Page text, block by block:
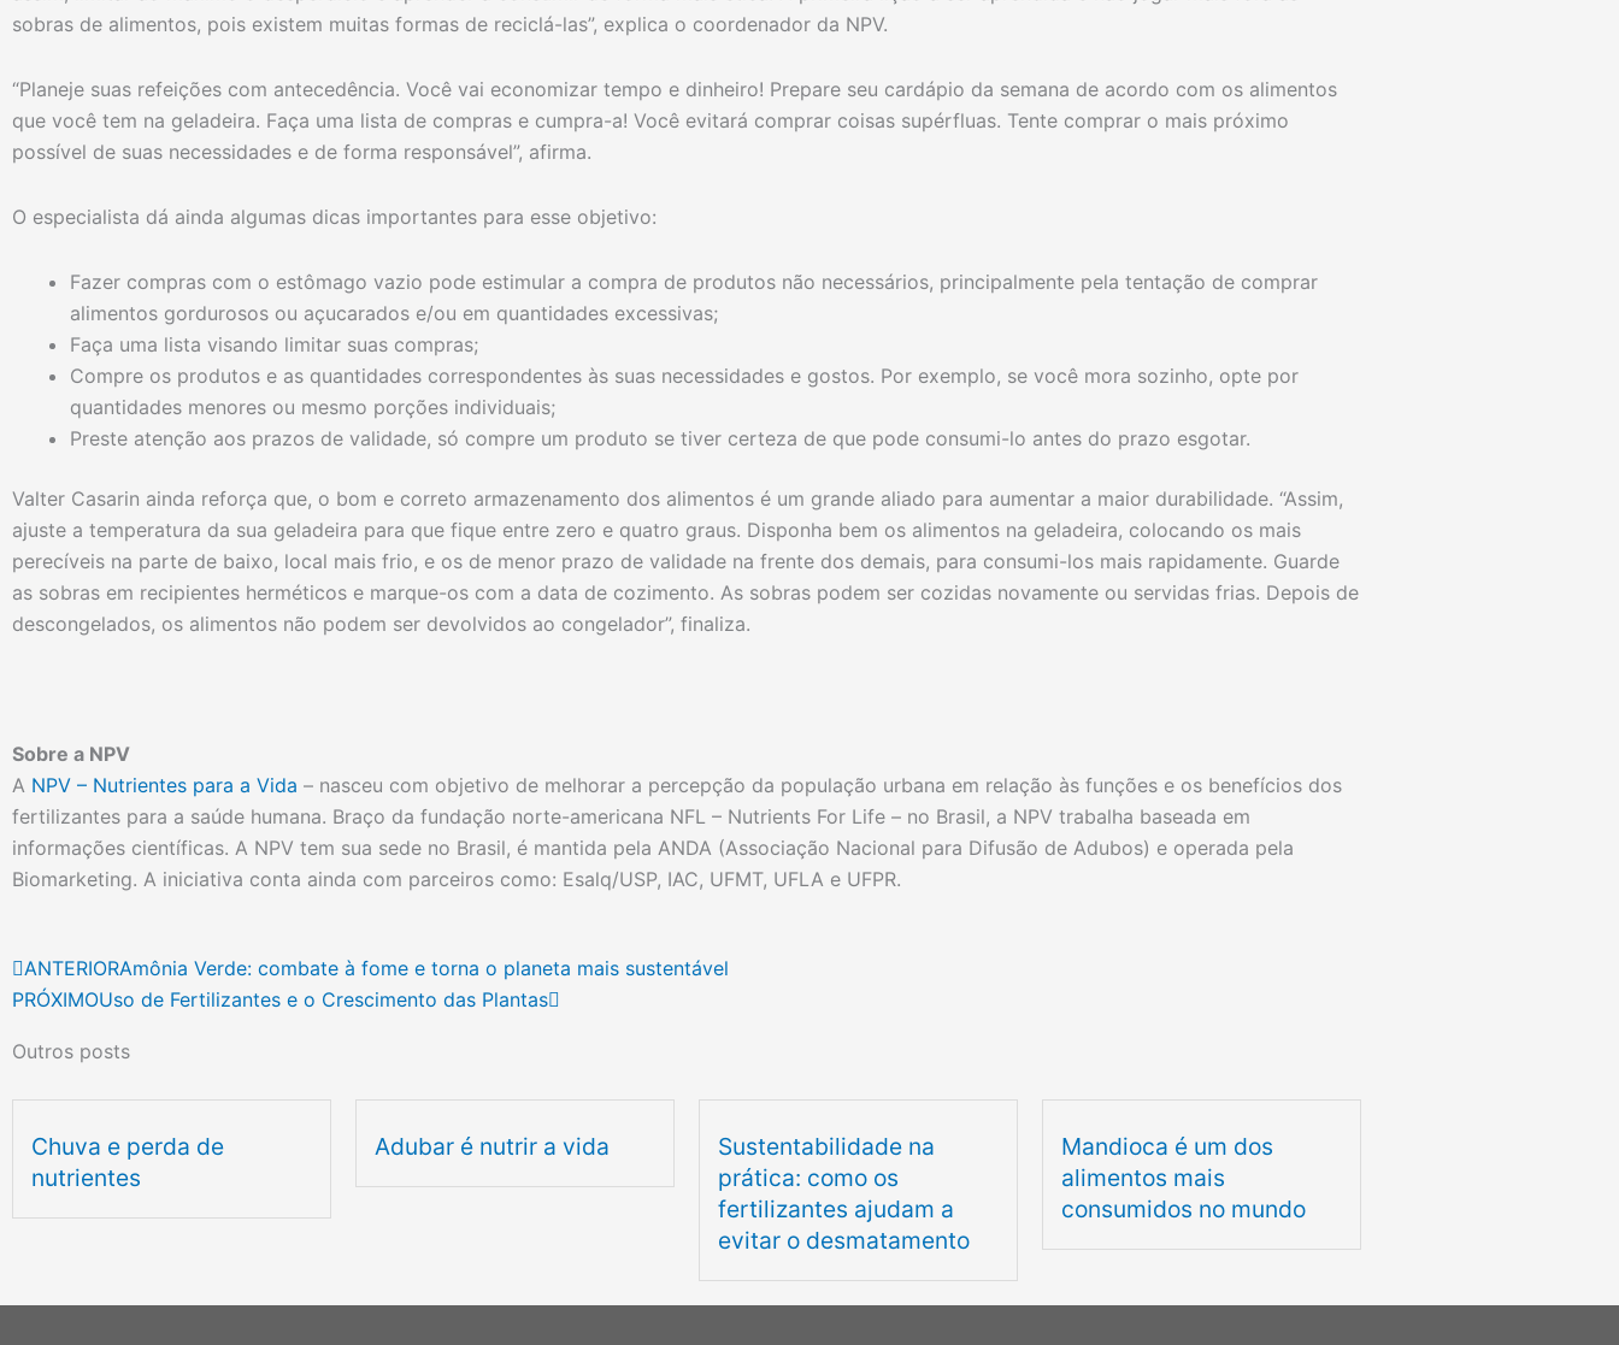
sobras de alimentos, pois existem muitas formas de reciclá-las”, explica o coordenador da NPV.
“Planeje suas refeições com antecedência. Você vai economizar tempo e dinheiro! Prepare seu cardápio da semana de acordo com os alimentos
que você tem na geladeira. Faça uma lista de compras e cumpra-a! Você evitará comprar coisas supérfluas. Tente comprar o mais próximo
possível de suas necessidades e de forma responsável”, afirma.
O especialista dá ainda algumas dicas importantes para esse objetivo:
Fazer compras com o estômago vazio pode estimular a compra de produtos não necessários, principalmente pela tentação de comprar
alimentos gordurosos ou açucarados e/ou em quantidades excessivas;
Faça uma lista visando limitar suas compras;
Compre os produtos e as quantidades correspondentes às suas necessidades e gostos. Por exemplo, se você mora sozinho, opte por
quantidades menores ou mesmo porções individuais;
Preste atenção aos prazos de validade, só compre um produto se tiver certeza de que pode consumi-lo antes do prazo esgotar.
Valter Casarin ainda reforça que, o bom e correto armazenamento dos alimentos é um grande aliado para aumentar a maior durabilidade. “Assim,
ajuste a temperatura da sua geladeira para que fique entre zero e quatro graus. Disponha bem os alimentos na geladeira, colocando os mais
perecíveis na parte de baixo, local mais frio, e os de menor prazo de validade na frente dos demais, para consumi-los mais rapidamente. Guarde
as sobras em recipientes herméticos e marque-os com a data de cozimento. As sobras podem ser cozidas novamente ou servidas frias. Depois de
descongelados, os alimentos não podem ser devolvidos ao congelador”, finaliza.
Sobre a NPV
A NPV – Nutrientes para a Vida – nasceu com objetivo de melhorar a percepção da população urbana em relação às funções e os benefícios dos
fertilizantes para a saúde humana. Braço da fundação norte-americana NFL – Nutrients For Life – no Brasil, a NPV trabalha baseada em
informações científicas. A NPV tem sua sede no Brasil, é mantida pela ANDA (Associação Nacional para Difusão de Adubos) e operada pela
Biomarketing. A iniciativa conta ainda com parceiros como: Esalq/USP, IAC, UFMT, UFLA e UFPR.
Anterior
ANTERIORAmônia Verde: combate à fome e torna o planeta mais sustentável
PRÓXIMOUso de Fertilizantes e o Crescimento das Plantas
Próximo
Outros posts
Chuva e perda de
nutrientes
Adubar é nutrir a vida
Sustentabilidade na
prática: como os
fertilizantes ajudam a
evitar o desmatamento
Mandioca é um dos
alimentos mais
consumidos no mundo